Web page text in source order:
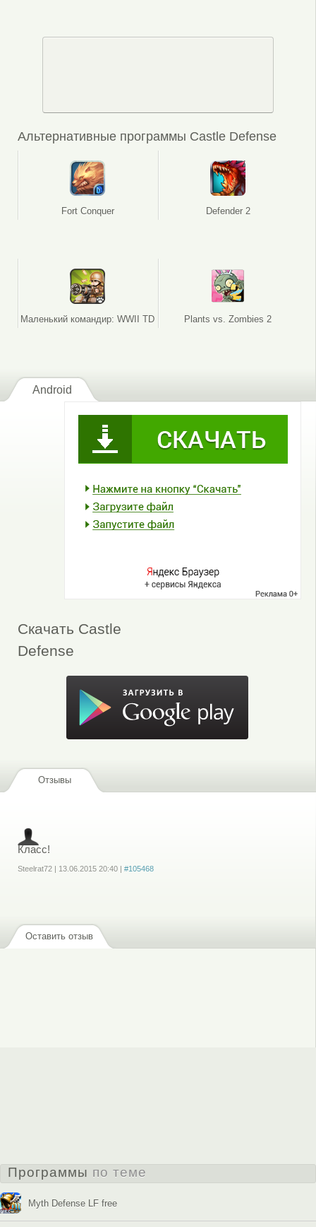
Альтернативные программы Castle Defense
Fort Conquer Defender 2
Маленький командир: WWII TD Plants vs. Zombies 2
Android
Скачать Castle
Defense
Отзывы
Класс!
Steelrat72| 13.06.2015 20:40| #105468
Оставить отзыв
Программы по теме
Myth Defense LF free